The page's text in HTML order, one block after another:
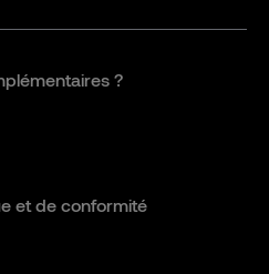
?
et de conformité